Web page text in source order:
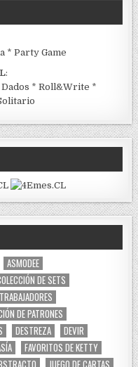
*Party Game
:
Dados *Roll&Write *
ASMODEE
DE SETS
DE PATRONES
DESTREZA
DEVIR
FAVORITOS DE KETTY
JUEGO DE CARTAS